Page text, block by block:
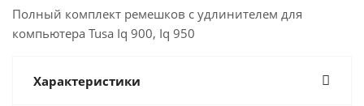
Полный комплект ремешков с удлинителем для
компьютера Tusa Iq 900, Iq 950
Характеристики